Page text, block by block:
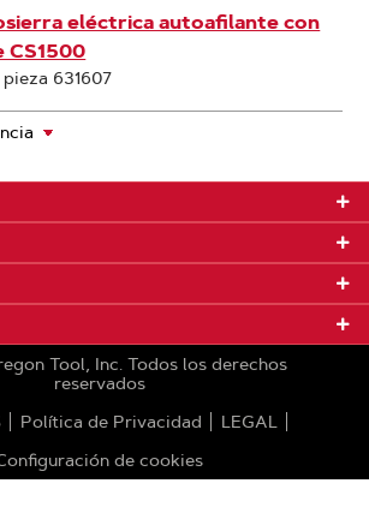
eléctrica autoafilante con
CS1500
pieza 631607
Tool, Inc. Todos los derechos
reservados
Política de Privacidad
LEGAL
de cookies